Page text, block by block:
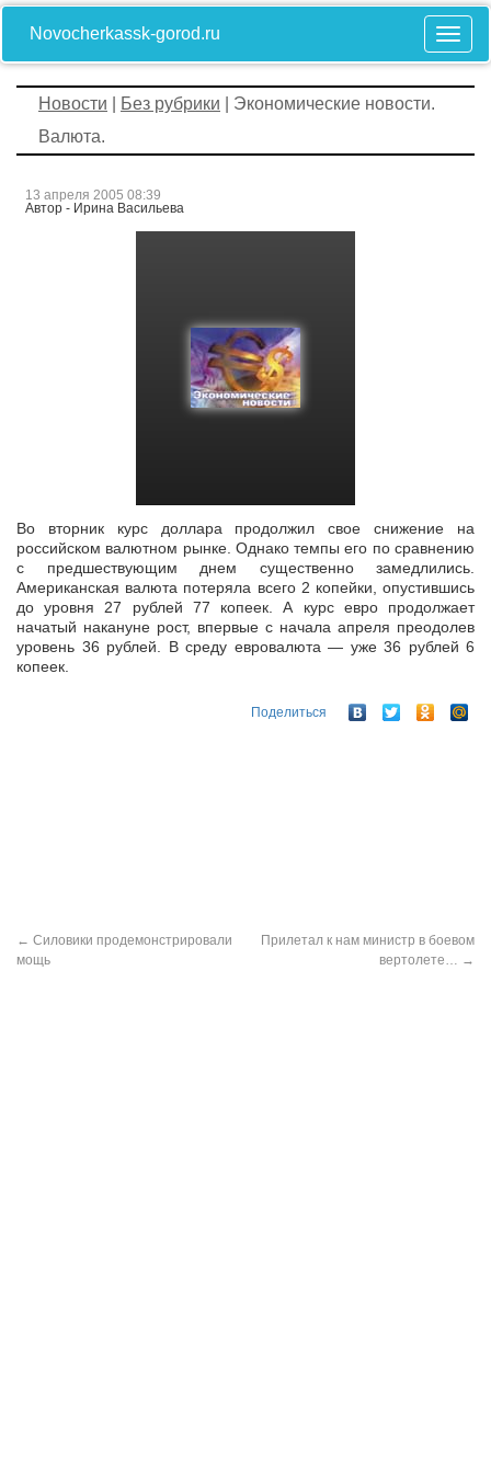
Novocherkassk-gorod.ru
Новости Без рубрики | Экономические новости.
Валюта.
13 апреля 2005 08:39
Автор - Ирина Васильева
Во вторник курс доллара продолжил свое снижение на
российском валютном рынке. Однако темпы его по сравнению
с предшествующим днем существенно замедлились.
Американская валюта потеряла всего 2 копейки,
опустившись
до уровня 27 рублей 77 копеек. А курс евро продолжает
начатый накануне рост, впервые с начала апреля преодолев
уровень 36 рублей. В среду евровалюта — уже 36 рублей 6
копеек.
Поделиться
← Силовики продемонстрировали
мощь
Прилетал к нам министр в боевом
вертолете… →